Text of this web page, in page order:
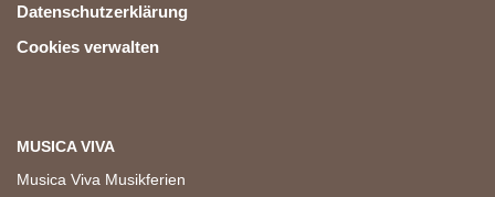
Datenschutzerklärung
Cookies verwalten
MUSICA VIVA
Musica Viva Musikferien